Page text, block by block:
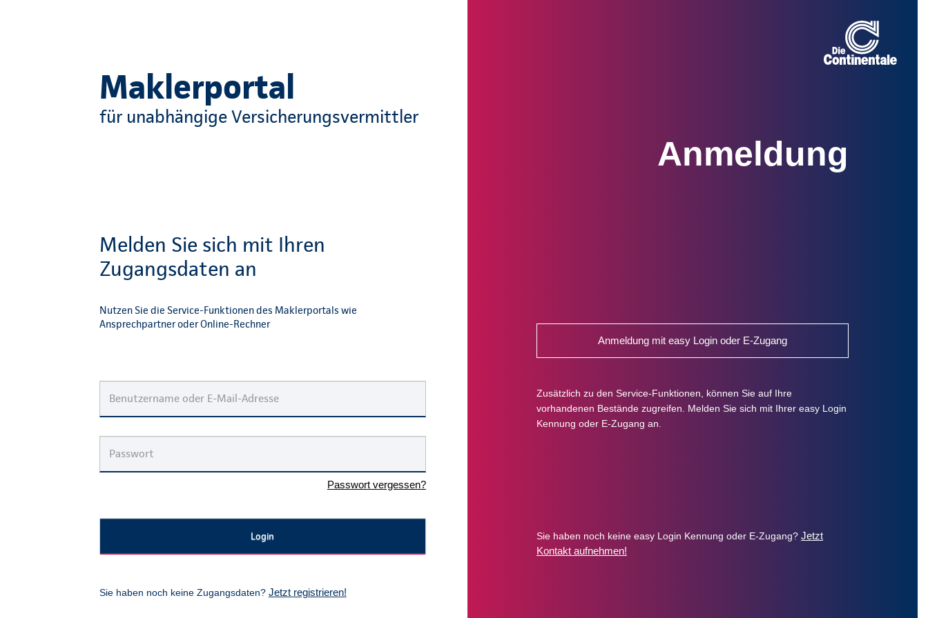
Maklerportal
für unabhängige Versicherungsvermittler
Melden Sie sich mit Ihren
Zugangsdaten an
Nutzen Sie die Service-Funktionen des Maklerportals wie
Ansprechpartner oder Online-Rechner
Passwort vergessen?
Sie haben noch keine Zugangsdaten? Jetzt registrieren!
Anmeldung
Anmeldung mit easy Login oder E-Zugang
Zusätzlich zu den Service-Funktionen, können Sie auf Ihre
vorhandenen Bestände zugreifen. Melden Sie sich mit Ihrer easy Login
Kennung oder E-Zugang an.
Sie haben noch keine easy Login Kennung oder E-Zugang? Jetzt
Kontakt aufnehmen!